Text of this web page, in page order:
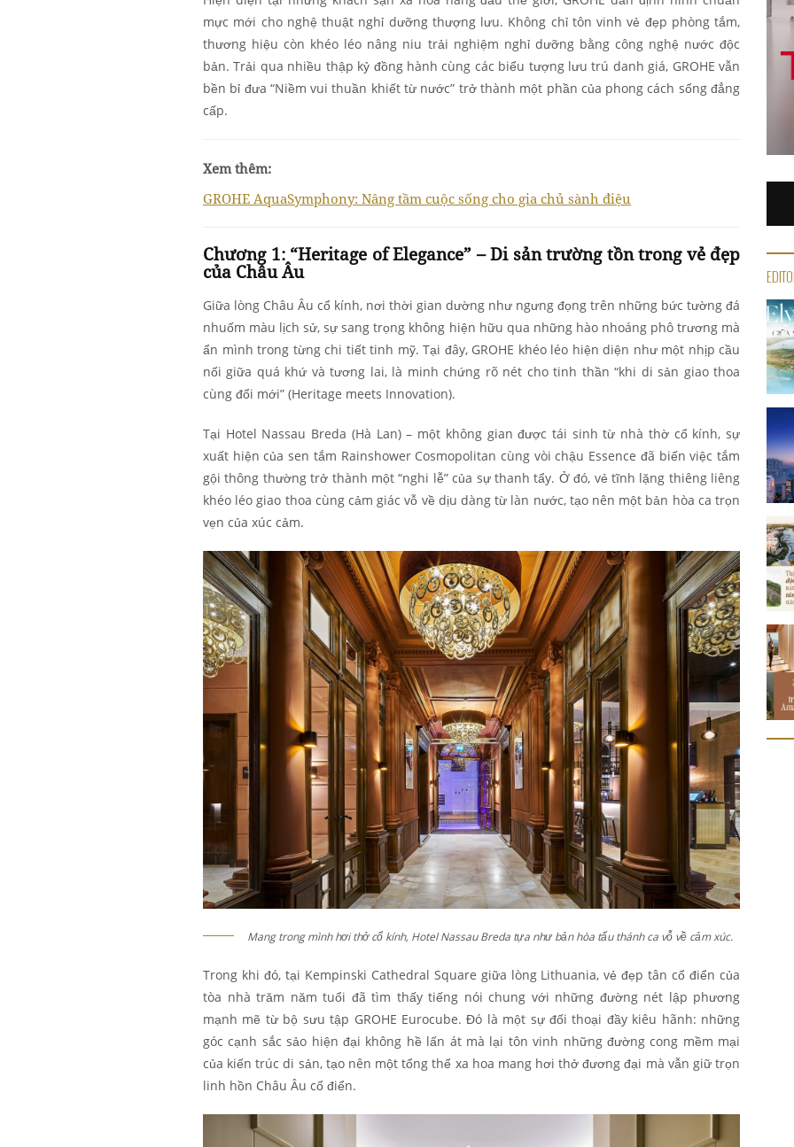
mực mới cho nghệ thuật nghỉ dưỡng thượng lưu. Không chỉ tôn vinh vẻ đẹp phòng tắm,
thương hiệu còn khéo léo nâng niu trải nghiệm nghỉ dưỡng bằng công nghệ nước độc
bản. Trải qua nhiều thập kỷ đồng hành cùng các biểu tượng lưu trú danh giá, GROHE vẫn
bền bỉ đưa “Niềm vui thuần khiết từ nước” trở thành một phần của phong cách sống đẳng
cấp.
Xem thêm:
GROHE AquaSymphony: Nâng tầm cuộc sống cho gia chủ sành điệu
Chương 1: “Heritage of Elegance” – Di sản trường tồn trong vẻ đẹp
của Châu Âu
Giữa lòng Châu Âu cổ kính, nơi thời gian dường như ngưng đọng trên những bức tường đá
nhuốm màu lịch sử, sự sang trọng không hiện hữu qua những hào nhoáng phô trương mà
ẩn mình trong từng chi tiết tinh mỹ. Tại đây, GROHE khéo léo hiện diện như một nhịp cầu
nối giữa quá khứ và tương lai, là minh chứng rõ nét cho tinh thần “khi di sản giao thoa
cùng đổi mới” (Heritage meets Innovation).
Tại Hotel Nassau Breda (Hà Lan) – một không gian được tái sinh từ nhà thờ cổ kính, sự
xuất hiện của sen tắm Rainshower Cosmopolitan cùng vòi chậu Essence đã biến việc tắm
gội thông thường trở thành một “nghi lễ” của sự thanh tẩy. Ở đó, vẻ tĩnh lặng thiêng liêng
khéo léo giao thoa cùng cảm giác vỗ về dịu dàng từ làn nước, tạo nên một bản hòa ca trọn
vẹn của xúc cảm.
Mang trong mình hơi thở cổ kính, Hotel Nassau Breda tựa như bản hòa tấu thánh ca vỗ về cảm xúc.
Trong khi đó, tại Kempinski Cathedral Square giữa lòng Lithuania, vẻ đẹp tân cổ điển của
tòa nhà trăm năm tuổi đã tìm thấy tiếng nói chung với những đường nét lập phương
mạnh mẽ từ bộ sưu tập GROHE Eurocube. Đó là một sự đối thoại đầy kiêu hãnh: những
góc cạnh sắc sảo hiện đại không hề lấn át mà lại tôn vinh những đường cong mềm mại
của kiến trúc di sản, tạo nên một tổng thể xa hoa mang hơi thở đương đại mà vẫn giữ trọn
linh hồn Châu Âu cổ điển.